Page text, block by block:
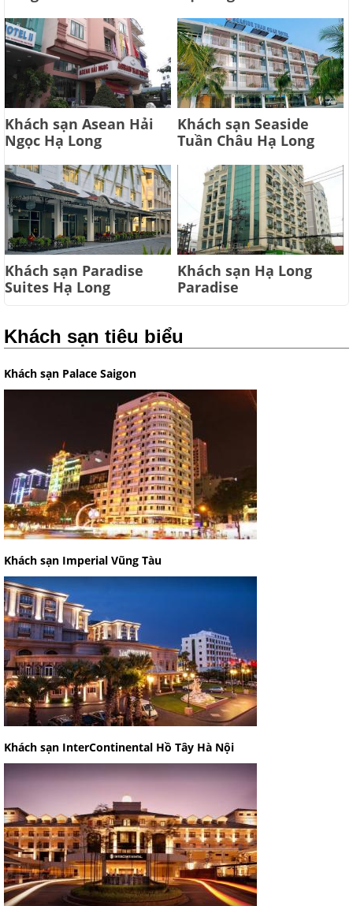
Khách sạn Asean Hải
Ngọc Hạ Long
Khách sạn Seaside
Tuần Châu Hạ Long
Khách sạn Paradise
Suites Hạ Long
Khách sạn Hạ Long
Paradise
Khách sạn tiêu biểu
Khách sạn Palace Saigon
Khách sạn Imperial Vũng Tàu
Khách sạn InterContinental Hồ Tây Hà Nội